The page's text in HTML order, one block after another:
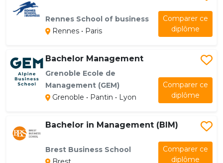
Rennes School of business
Rennes • Paris
Comparer ce
diplôme
Bachelor Management
Grenoble Ecole de
Management (GEM)
Grenoble • Pantin • Lyon
Comparer ce
diplôme
Bachelor in Management (BIM)
Brest Business School
Comparer ce
diplôme